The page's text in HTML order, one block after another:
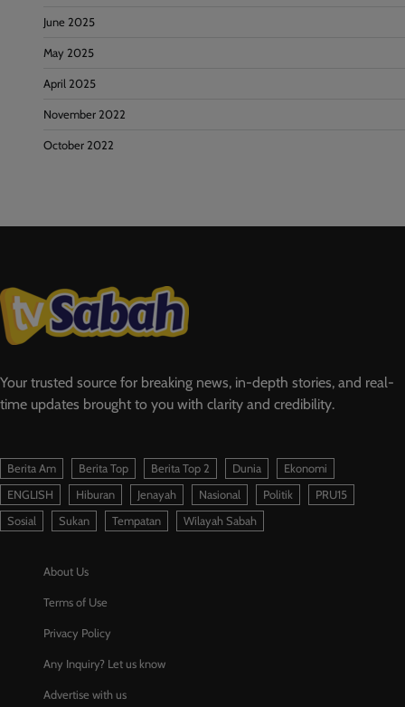
June 2025
May 2025
April 2025
November 2022
October 2022
Your trusted source for breaking news, in-depth stories, and real-
time updates brought to you with clarity and credibility.
Berita Am Berita Top Berita Top 2 Dunia
Ekonomi
ENGLISH
Hiburan Jenayah Nasional Politik
PRU15
Sosial
Sukan Tempatan Wilayah Sabah
About Us
Terms of Use
Privacy Policy
Any Inquiry? Let us know
Advertise with us